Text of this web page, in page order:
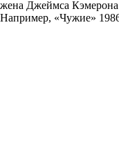
жена Джеймса
Например, «Чужие»